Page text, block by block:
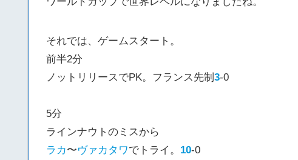
それでは、ゲームスタート。
前半2分
ノットリリースでPK。フランス先制 3-0
5分
ラインナウトのミスから
ラカ〜ヴァカタワでトライ。 10-0